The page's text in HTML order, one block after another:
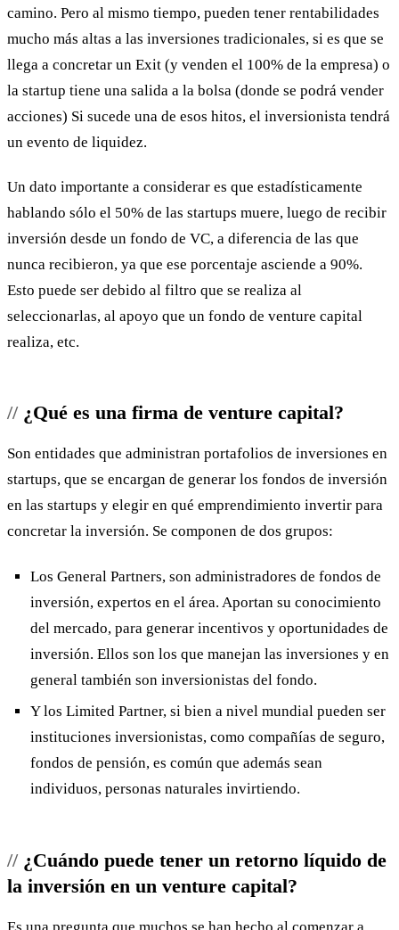
camino. Pero al mismo tiempo, pueden tener rentabilidades
mucho más altas a las inversiones tradicionales, si es que se
llega a concretar un Exit (y venden el 100% de la empresa) o
la startup tiene una salida a la bolsa (donde se podrá vender
acciones) Si sucede una de esos hitos, el inversionista tendrá
un evento de liquidez.
Un dato importante a considerar es que estadísticamente
hablando sólo el 50% de las startups muere, luego de recibir
inversión desde un fondo de VC, a diferencia de las que
nunca recibieron, ya que ese porcentaje asciende a 90%.
Esto puede ser debido al filtro que se realiza al
seleccionarlas, al apoyo que un fondo de venture capital
realiza, etc.
¿Qué es una firma de venture capital?
Son entidades que administran portafolios de inversiones en
startups, que se encargan de generar los fondos de inversión
en las startups y elegir en qué emprendimiento invertir para
concretar la inversión. Se componen de dos grupos:
Los General Partners, son administradores de fondos de
inversión, expertos en el área. Aportan su conocimiento
del mercado, para generar incentivos y oportunidades de
inversión. Ellos son los que manejan las inversiones y en
general también son inversionistas del fondo.
Y los Limited Partner, si bien a nivel mundial pueden ser
instituciones inversionistas, como compañías de seguro,
fondos de pensión, es común que además sean
individuos, personas naturales invirtiendo.
¿Cuándo puede tener un retorno líquido de
la inversión en un venture capital?